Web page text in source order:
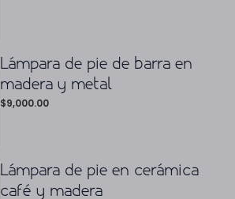
Lámpara de pie de barra en
madera y metal
$9,000.00
Lámpara de pie en cerámica
café y madera